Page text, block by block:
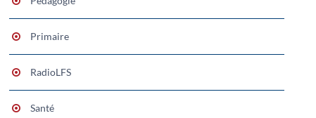
Primaire
RadioLFS
Santé